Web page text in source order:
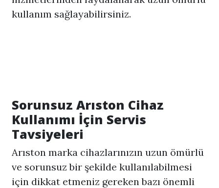
kullanım sağlayabilirsiniz.
Sorunsuz Arıston Cihaz
Kullanımı İçin Servis
Tavsiyeleri
Arıston marka cihazlarınızın uzun ömürlü
ve sorunsuz bir şekilde kullanılabilmesi
için dikkat etmeniz gereken bazı önemli